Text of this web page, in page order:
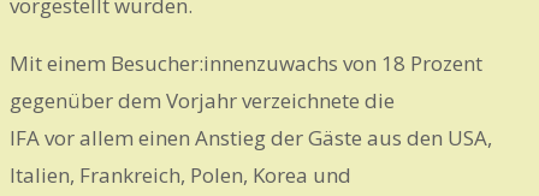
Mit einem Besucher:innenzuwachs von 18 Prozent
gegenüber dem Vorjahr verzeichnete die
IFA vor allem einen Anstieg der Gäste aus den USA,
Italien, Frankreich, Polen, Korea und